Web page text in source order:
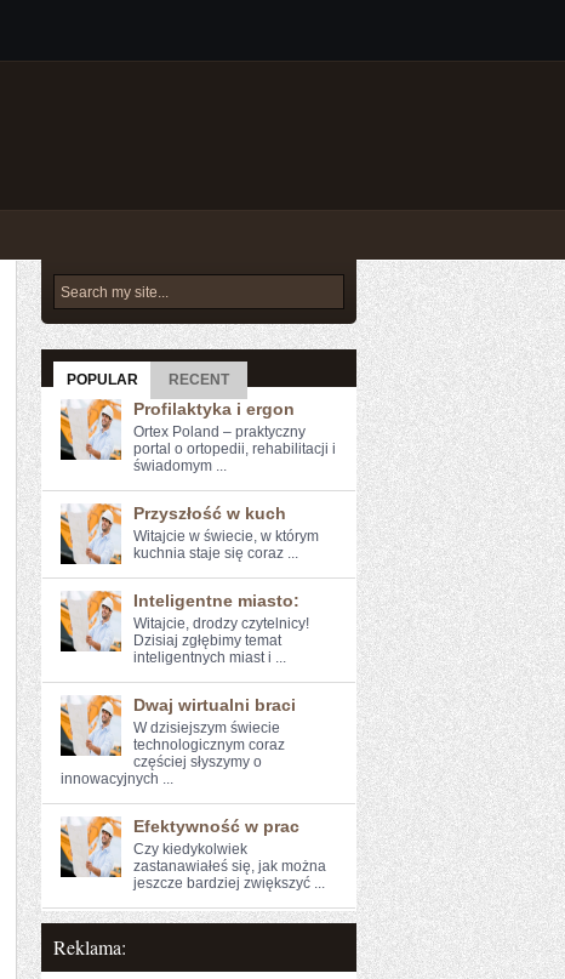
POPULAR RECENT
Profilaktyka i ergon
Ortex Poland – praktyczny
portal o ortopedii, rehabilitacji i
świadomym ...
Przyszłość w kuch
Witajcie w świecie, w którym
kuchnia staje się coraz ...
Inteligentne miasto:
Witajcie, drodzy czytelnicy!
Dzisiaj zgłębimy temat
inteligentnych‍ miast i ...
Dwaj wirtualni braci
W ​dzisiejszym świecie
technologicznym ​coraz⁢
częściej słyszymy o
innowacyjnych ...
Efektywność w prac
Czy kiedykolwiek
zastanawiałeś się, jak można
jeszcze bardziej⁣ zwiększyć ...
Reklama: